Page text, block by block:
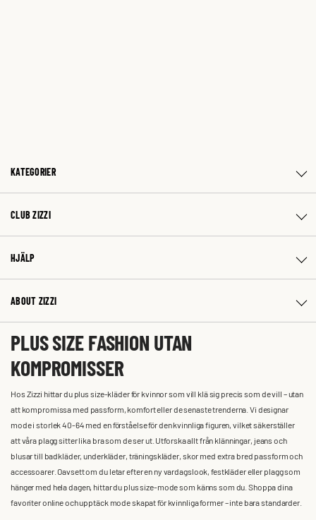
KATEGORIER
CLUB ZIZZI
HJÄLP
ABOUT ZIZZI
PLUS SIZE FASHION UTAN
KOMPROMISSER
Hos Zizzi hittar du plus size-kläder för kvinnor som vill klä sig precis som de vill – utan
att kompromissa med passform, komfort eller de senaste trenderna. Vi designar
mode i storlek 40-64 med en förståelse för den kvinnliga figuren, vilket säkerställer
att våra plagg sitter lika bra som de ser ut. Utforska allt från klänningar, jeans och
blusar till badkläder, underkläder, träningskläder, skor med extra bred passform och
accessoarer. Oavsett om du letar efter en ny vardagslook, festkläder eller plagg som
hänger med hela dagen, hittar du plus size-mode som känns som du. Shoppa dina
favoriter online och upptäck mode skapat för kvinnliga former – inte bara standarder.